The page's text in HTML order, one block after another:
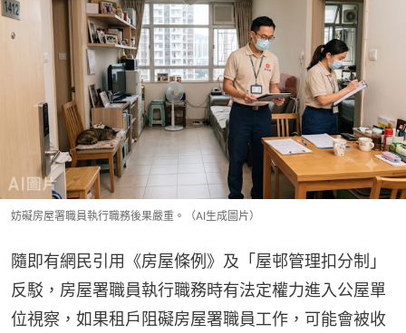
妨礙房屋署職員執行職務後果嚴重。（AI生成圖片）
隨即有網民引用《房屋條例》及「屋邨管理扣分制」
反駁，房屋署職員執行職務時有法定權力進入公屋單
位視察，如果租戶阻礙房屋署職員工作，可能會被收